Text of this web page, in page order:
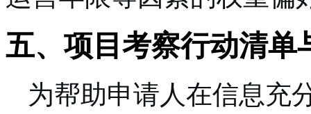
五、项目考察行动清单
为帮助申请人在信息充